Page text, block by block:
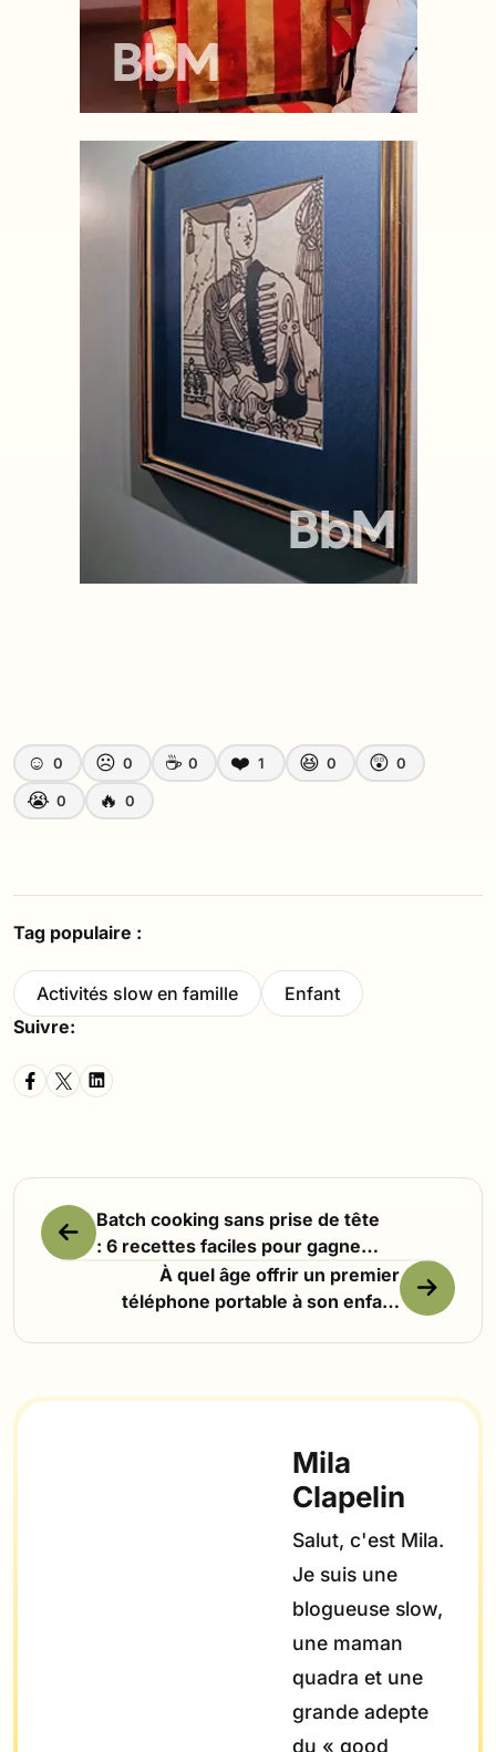
☺️ 0 ☹️ 0 ☕ 0 ❤️ 1 😆 0 😲 0
😭 0 🔥 0
Tag populaire :
Activités slow en famille
Enfant
Suivre:
Batch cooking sans prise de tête
: 6 recettes faciles pour gagner
du tempsÀ quel âge offrir un premier
téléphone portable à son enfant
Mila
Clapelin
Salut, c'est Mila.
Je suis une
blogueuse slow,
une maman
quadra et une
grande adepte
du « good